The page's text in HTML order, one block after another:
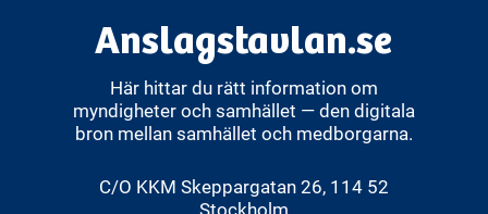
Anslagstavlan.se
Här hittar du rätt information om
myndigheter och samhället — den digitala
bron mellan samhället och medborgarna.
C/O KKM Skeppargatan 26, 114 52
Stockholm